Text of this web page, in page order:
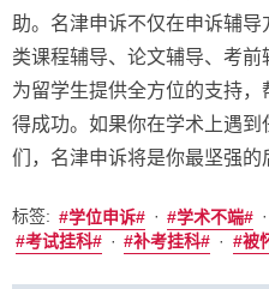
助。名津申诉不仅在申诉辅
类课程辅导、论文辅导、考
为留学生提供全方位的支持
得成功。如果你在学术上遇
们，名津申诉将是你最坚强的
标签: 学位申诉 · 学术不端 ·
考试挂科
· 补考挂科 · 被